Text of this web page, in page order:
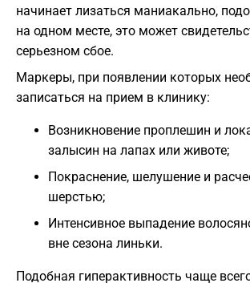
начинает лизаться маниакально,
на одном месте, это может
серьезном сбое.
Маркеры, при появлении которых
записаться на прием в клинику:
Возникновение проплешин и
залысин на лапах или животе;
Покраснение, шелушение и
шерстью;
Интенсивное выпадение
вне сезона линьки.
Подобная гиперактивность чаще